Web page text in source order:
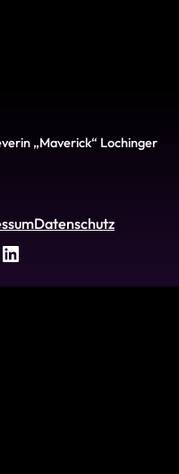
„Maverick“ Lochinger
Datenschutz
LinkedIn